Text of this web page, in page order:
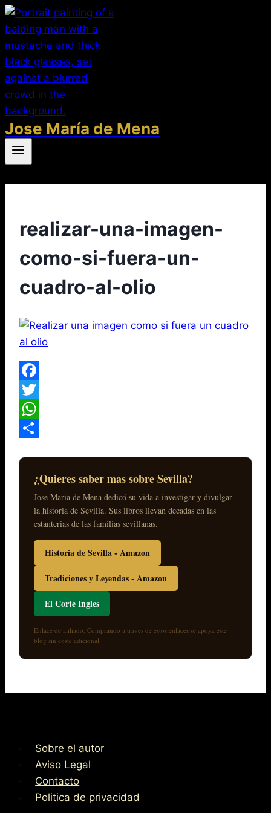
Saltar
al
contenido
Jose María de Mena
realizar-una-imagen-
como-si-fuera-un-
cuadro-al-olio
Facebook
Twitter
WhatsApp
¿Quieres saber mas sobre Sevilla?
Jose Maria de Mena dedicó su vida a investigar y divulgar
la historia de Sevilla. Sus libros llevan decadas en las
estanterias de las familias sevillanas.
Historia de Sevilla - Amazon
Tradiciones y Leyendas - Amazon
El Corte Ingles
Enlace de afiliado. Comprando a traves de estos enlaces se apoya este
blog sin coste adicional.
Sobre el autor
Aviso Legal
Contacto
Politica de privacidad